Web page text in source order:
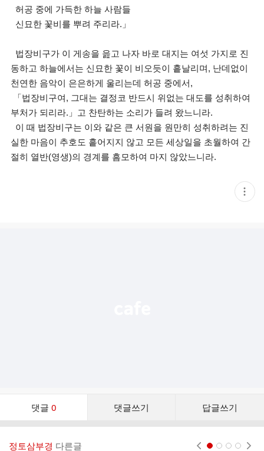
허공 중에 가득한 하늘 사람들
신묘한 꽃비를 뿌려 주리라.」
법장비구가 이 게송을 읊고 나자 바로 대지는 여섯 가지로 진
동하고 하늘에서는 신묘한 꽃이 비오듯이 흩날리며, 난데없이
천연한 음악이 은은하게 울리는데 허공 중에서,
「법장비구여, 그대는 결정코 반드시 위없는 대도를 성취하여
부처가 되리라.」고 찬탄하는 소리가 들려 왔느니라.
이 때 법장비구는 이와 같은 큰 서원을 원만히 성취하려는 진
실한 마음이 추호도 흩어지지 않고 모든 세상일을 초월하여 간
절히 열반(영생)의 경계를 흠모하여 마지 않았느니라.
현
재
댓글 0 댓글쓰기 답글쓰기
댓
정토삼부경 다른글